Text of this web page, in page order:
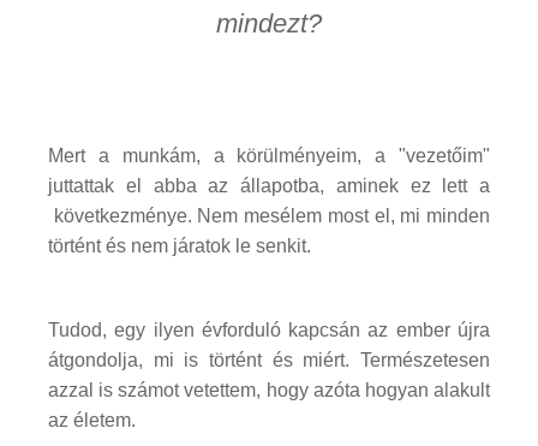
mindezt?
Mert a munkám, a körülményeim, a "vezetőim"
juttattak el abba az állapotba, aminek ez lett a
következménye. Nem mesélem most el, mi minden
történt és nem járatok le senkit.
Tudod, egy ilyen évforduló kapcsán az ember újra
átgondolja, mi is történt és miért. Természetesen
azzal is számot vetettem, hogy azóta hogyan alakult
az életem.